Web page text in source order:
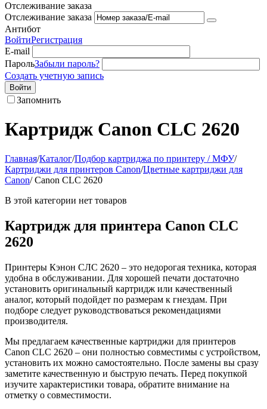
Отслеживание заказа
Отслеживание заказа
Антибот
ВойтиРегистрация
E-mail
ПарольЗабыли пароль?
Создать учетную запись
Войти
Запомнить
Картридж Canon CLC 2620
Главная/Каталог/Подбор картриджа по принтеру / МФУ/
Картриджи для принтеров Сanon/Цветные картриджи для
Сanon/Canon CLC 2620
В этой категории нет товаров
Картридж для принтера Canon CLC
2620
Принтеры Кэнон СЛС 2620 – это недорогая техника, которая
удобна в обслуживании. Для хорошей печати достаточно
установить оригинальный картридж или качественный
аналог, который подойдет по размерам к гнездам. При
подборе следует руководствоваться рекомендациями
производителя.
Мы предлагаем качественные картриджи для принтеров
Canon CLC 2620 – они полностью совместимы с устройством,
установить их можно самостоятельно. После замены вы сразу
заметите качественную и быструю печать. Перед покупкой
изучите характеристики товара, обратите внимание на
отметку о совместимости.